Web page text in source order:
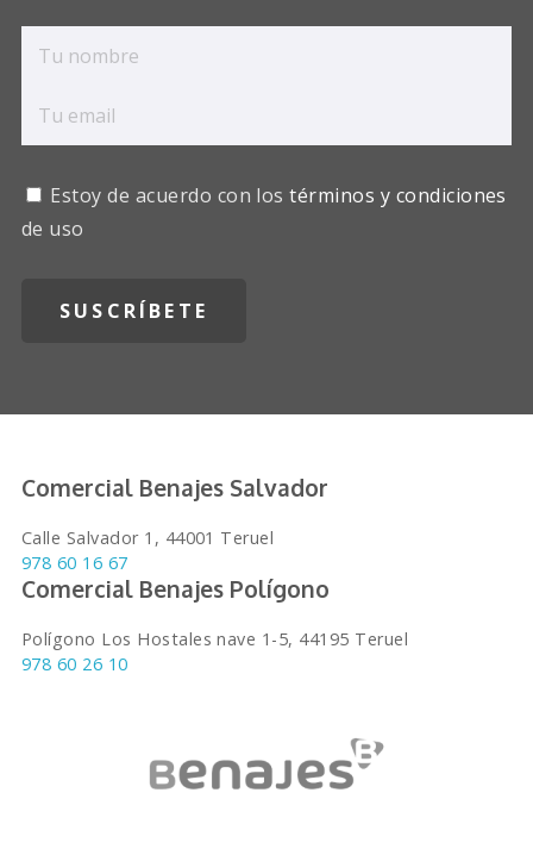
Estoy de acuerdo con lostérminos y condiciones
de uso
Comercial Benajes Salvador
Calle Salvador 1, 44001 Teruel
978 60 16 67
Comercial Benajes Polígono
Polígono Los Hostales nave 1-5, 44195 Teruel
978 60 26 10